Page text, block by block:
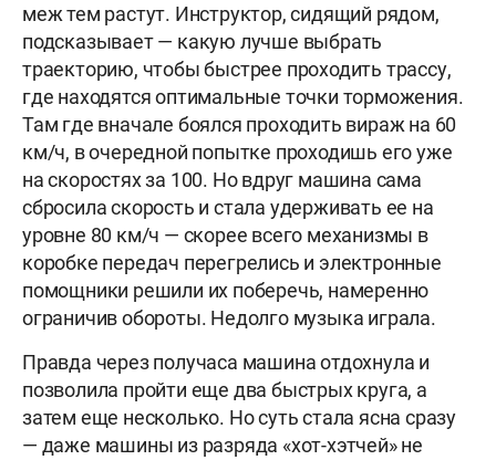
меж тем растут. Инструктор, сидящий рядом,
подсказывает — какую лучше выбрать
траекторию, чтобы быстрее проходить трассу,
где находятся оптимальные точки торможения.
Там где вначале боялся проходить вираж на 60
км/ч, в очередной попытке проходишь его уже
на скоростях за 100. Но вдруг машина сама
сбросила скорость и стала удерживать ее на
уровне 80 км/ч — скорее всего механизмы в
коробке передач перегрелись и электронные
помощники решили их поберечь, намеренно
ограничив обороты. Недолго музыка играла.
Правда через получаса машина отдохнула и
позволила пройти еще два быстрых круга, а
затем еще несколько. Но суть стала ясна сразу
— даже машины из разряда «хот-хэтчей» не